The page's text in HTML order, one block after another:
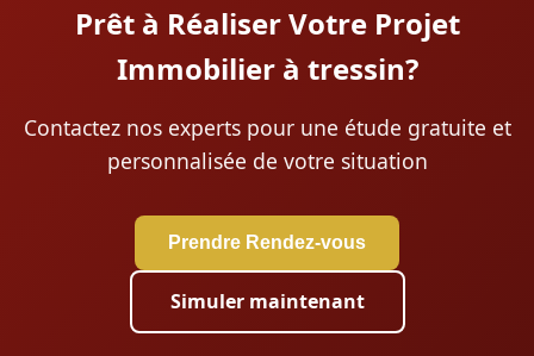
Prêt à Réaliser Votre Projet
Immobilier à tressin?
Contactez nos experts pour une étude gratuite et
personnalisée de votre situation
Prendre Rendez-vous
Simuler maintenant